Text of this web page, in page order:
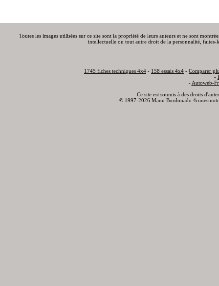
Toutes les images utilisées sur ce site sont la propriété de leurs auteurs et ne sont
intellectuelle ou tout autre droit de la personnalité,
1745 fiches techniques 4x4 - 158 essais 4x4 - Comparer
-
- Autoweb-
Ce site est soumis à des droits
© 1997-2026 Manu Bordonado